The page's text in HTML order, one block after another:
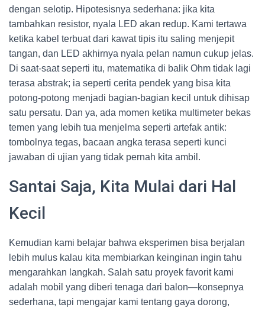
dengan selotip. Hipotesisnya sederhana: jika kita
tambahkan resistor, nyala LED akan redup. Kami tertawa
ketika kabel terbuat dari kawat tipis itu saling menjepit
tangan, dan LED akhirnya nyala pelan namun cukup jelas.
Di saat-saat seperti itu, matematika di balik Ohm tidak lagi
terasa abstrak; ia seperti cerita pendek yang bisa kita
potong-potong menjadi bagian-bagian kecil untuk dihisap
satu persatu. Dan ya, ada momen ketika multimeter bekas
temen yang lebih tua menjelma seperti artefak antik:
tombolnya tegas, bacaan angka terasa seperti kunci
jawaban di ujian yang tidak pernah kita ambil.
Santai Saja, Kita Mulai dari Hal
Kecil
Kemudian kami belajar bahwa eksperimen bisa berjalan
lebih mulus kalau kita membiarkan keinginan ingin tahu
mengarahkan langkah. Salah satu proyek favorit kami
adalah mobil yang diberi tenaga dari balon—konsepnya
sederhana, tapi mengajar kami tentang gaya dorong,